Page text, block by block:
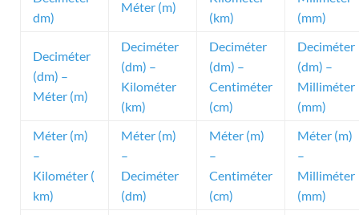
dm)
Méter (m)
(km)
(mm)
Deciméter
(dm) –
Méter (m)
Deciméter
(dm) –
Kilométer
(km)
Deciméter
(dm) –
Centiméter
(cm)
Deciméter
(dm) –
Milliméter
(mm)
Méter (m)
–
Kilométer (
km)
Méter (m)
–
Deciméter
(dm)
Méter (m)
–
Centiméter
(cm)
Méter (m)
–
Milliméter
(mm)